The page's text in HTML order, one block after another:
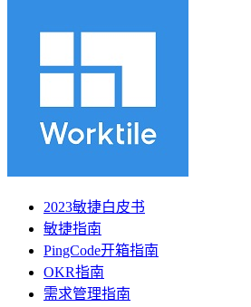
2023敏捷白皮书
敏捷指南
PingCode开箱指南
OKR指南
需求管理指南